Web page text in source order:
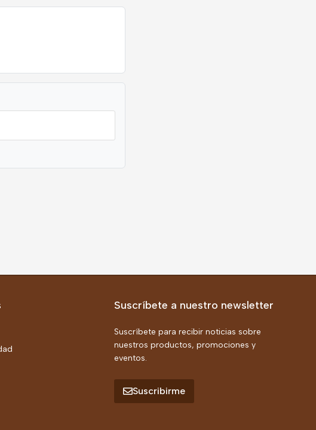
Suscríbete a nuestro newsletter
Suscríbete para recibir noticias sobre
nuestros productos, promociones y
eventos.
Suscribirme